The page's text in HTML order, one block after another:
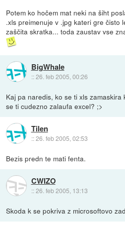
Potem ko hočem mat neki na šiht
.xls preimenuje v .jpg kateri gre čisto
zaščita skratka... toda zaustav vse
BigWhale
::26. feb 2005, 00:26
Kaj pa naredis, ko se ti xls
se ti cudezno zalaufa excel? ;>
Tilen
::26. feb 2005, 02:53
Bezis predn te mati fenta.
CWIZO
::26. feb 2005, 13:13
Skoda k se pokriva z microsoftovo